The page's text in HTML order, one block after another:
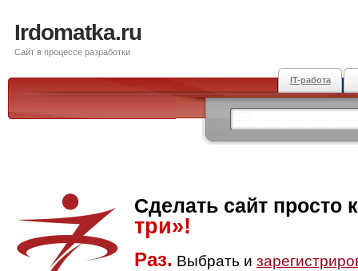
Irdomatka.ru
Сайт в процессе разработки
IT-работа
Сделать сайт просто
три»!
Раз. Выбрать и